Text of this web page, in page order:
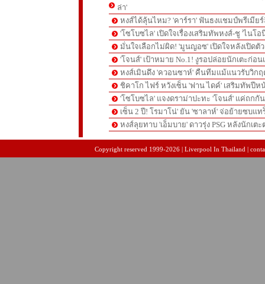
ล่า'
หงส์ได้ลุ้นไหม? 'คาร์รา' ฟันธงแชมป์พรีเมีย
'โซโบซไล' เปิดใจเรื่องเสริมทัพหงส์-ชู 'ไนโ
มั่นใจเลือกไม่ผิด! 'มูนญอซ' เปิดใจหลังเปิดตั
'โจนส์' เป้าหมาย No.1! งูรอปล่อยนักเตะก่อ
หงส์เมินดึง 'ควอนซาห์' คืนทีมแม้แนวรับวิก
ชิคาโก ไฟร์ หวังเซ็น 'ฟาน ไดค์' เสริมทัพปีห
'โซโบซไล' แจงดราม่าปะทะ 'โจนส์' แค่ถกกั
เซ็น 2 ปี! โรมาโน่' ยัน 'ซาลาห์' จ่อย้ายซบแ
หงส์ลุยทาบ 'เอ็มบาย' ดาวรุ่ง PSG หลังนักเต
Copyright reserved 1999-2026 | Liverpool In Thailand |